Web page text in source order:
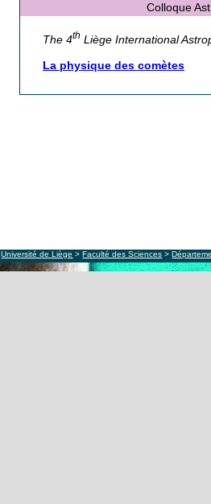
Colloque
The 4th Liège International
La physique des comètes
Université de Liège >Faculté des Sciences >